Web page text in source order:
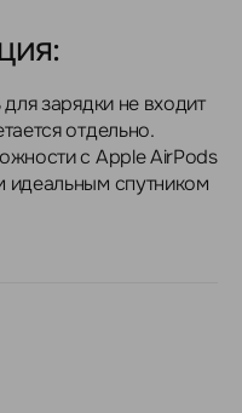
зарядки не входит
отдельно.
с Apple AirPods
идеальным спутником